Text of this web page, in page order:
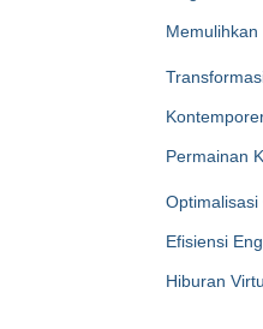
Memulihkan
Permainan
Efisiensi
Hiburan